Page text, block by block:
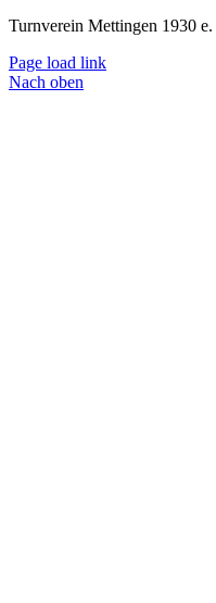
Turnverein Mettingen 1930
Page load link
Nach oben